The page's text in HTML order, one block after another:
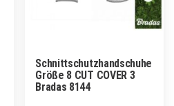
Schnittschutzhandschuhe
Größe 8 CUT COVER 3
Bradas 8144